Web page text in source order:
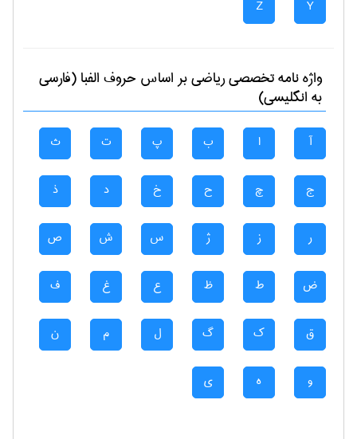
Y
Z
واژه نامه تخصصیرياضیبر اساس حروف الفبا (فارسی
به انگلیسی)
آ ا ب پ ت ث
ج چ ح خ د ذ
ر ز ژ س ش ص
ض ط ظ ع غ ف
ق ک گ ل م ن
و ه ی